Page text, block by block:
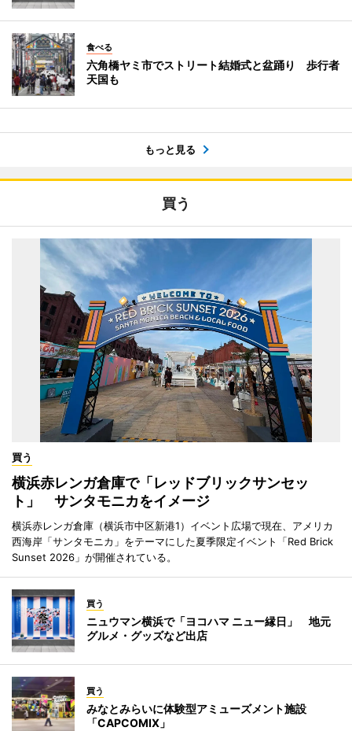
食べる
六角橋ヤミ市でストリート結婚式と盆踊り 歩行者
天国も
もっと見る
買う
買う
横浜赤レンガ倉庫で「レッドブリックサンセッ
ト」 サンタモニカをイメージ
横浜赤レンガ倉庫（横浜市中区新港1）イベント広場で現在、アメリカ
西海岸「サンタモニカ」をテーマにした夏季限定イベント「Red Brick
Sunset 2026」が開催されている。
買う
ニュウマン横浜で「ヨコハマ ニュー縁日」 地元
グルメ・グッズなど出店
買う
みなとみらいに体験型アミューズメント施設
「CAPCOMIX」